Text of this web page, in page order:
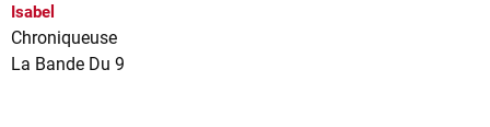
Isabel
Chroniqueuse
La Bande Du 9